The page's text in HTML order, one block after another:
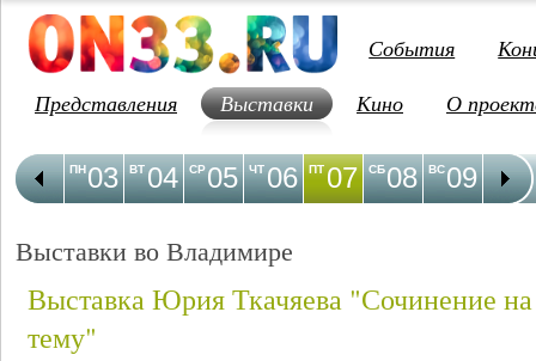
События
Представления
Выставки Кино О
03
ПН 04
ВТ 05
СР 06
ЧТ 07
ПТ 08
СБ 09
ВС 10
ПН
Выставки во Владимире
Выставка Юрия Ткачяева "Сочинение
тему"